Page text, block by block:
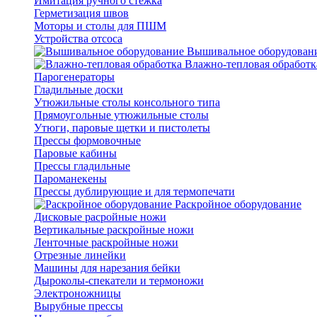
Герметизация швов
Моторы и столы для ПШМ
Устройства отсоса
Вышивальное
Влажно-тепловая
Парогенераторы
Гладильные доски
Утюжильные столы консольного типа
Прямоугольные утюжильные столы
Утюги, паровые щетки и пистолеты
Прессы формовочные
Паровые кабины
Прессы гладильные
Пароманекены
Прессы дублирующие и для термопечати
Раскройное оборудование
Дисковые расройные ножи
Вертикальные раскройные ножи
Ленточные раскройные ножи
Отрезные линейки
Машины для нарезания бейки
Дыроколы-спекатели и термоножи
Электроножницы
Вырубные прессы